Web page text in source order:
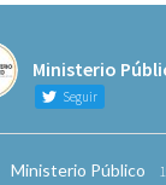
Ministerio
Seguir
Ministerio Público